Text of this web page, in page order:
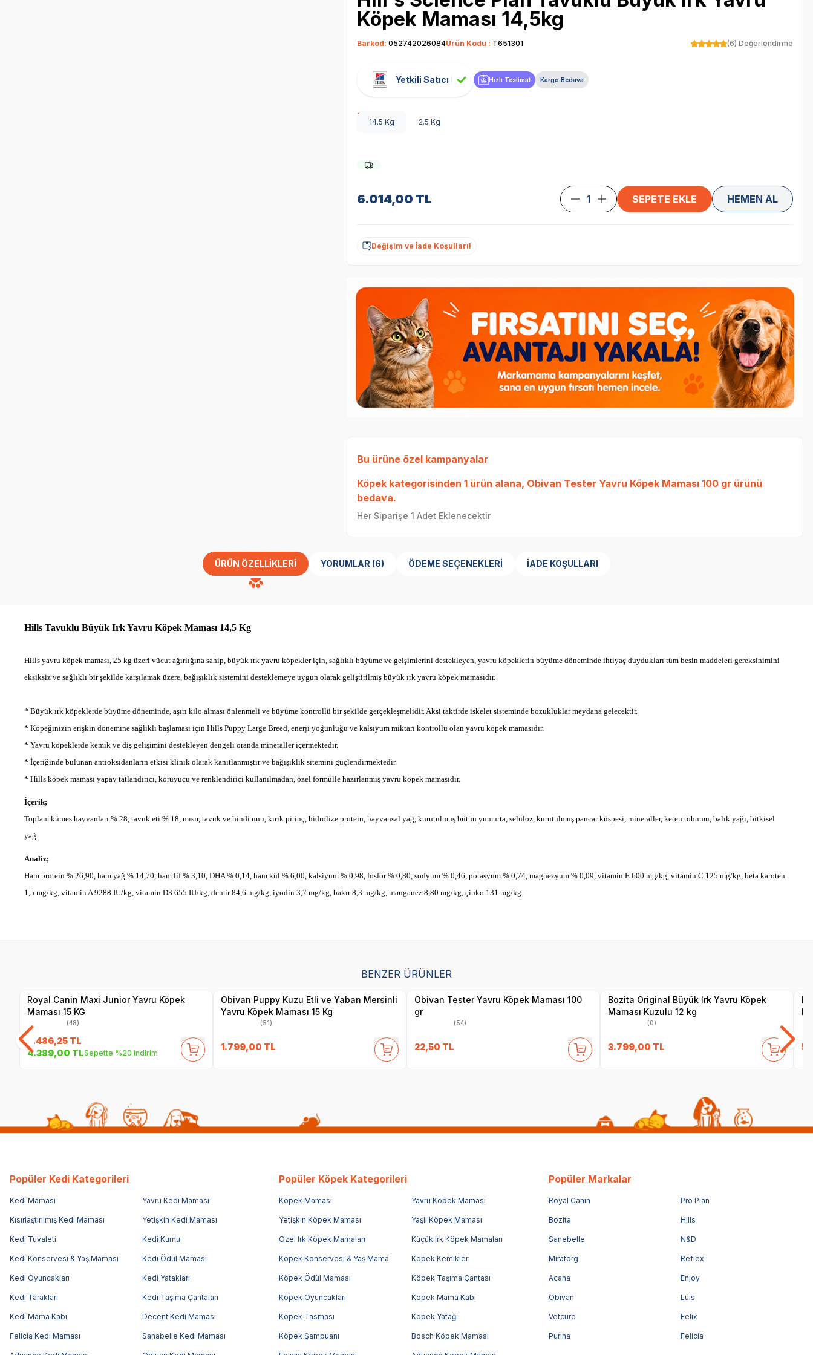
Köpek Maması 14,5kg
Barkod: 052742026084Ürün Kodu : T651301 (6) Değerlendirme
Yetkili Satıcı Hızlı Teslimat Kargo Bedava
14.5 Kg 2.5 Kg
6.014,00 TL SEPETE EKLE HEMEN AL
Değişim ve İade Koşulları!
Bu ürüne özel kampanyalar
Köpekkategorisinden 1 ürün alana, Obivan Tester Yavru Köpek Maması 100 gr ürünü
bedava.
Her Siparişe 1 Adet Eklenecektir
ÜRÜN ÖZELLIKLERI YORUMLAR (6) ÖDEME SEÇENEKLERI İADE KOŞULLARI
Hills Tavuklu Büyük Irk Yavru Köpek Maması 14,5 Kg
Hills yavru köpek maması, 25 kg üzeri vücut ağırlığına sahip, büyük ırk yavru köpekler için, sağlıklı büyüme ve geişimlerini destekleyen, yavru köpeklerin büyüme döneminde ihtiyaç duydukları tüm besin maddeleri gereksinimini
eksiksiz ve sağlıklı bir şekilde karşılamak üzere, bağışıklık sistemini desteklemeye uygun olarak geliştirilmiş büyük ırk yavru köpek mamasıdır.
* Büyük ırk köpeklerde büyüme döneminde, aşırı kilo alması önlenmeli ve büyüme kontrollü bir şekilde gerçekleşmelidir. Aksi taktirde iskelet sisteminde bozukluklar meydana gelecektir.
* Köpeğinizin erişkin dönemine sağlıklı başlaması için Hills Puppy Large Breed, enerji yoğunluğu ve kalsiyum miktarı kontrollü olan yavru köpek mamasıdır.
* Yavru köpeklerde kemik ve diş gelişimini destekleyen dengeli oranda mineraller içermektedir.
* İçeriğinde bulunan antioksidanların etkisi klinik olarak kanıtlanmıştır ve bağışıklık sitemini güçlendirmektedir.
* Hills köpek maması yapay tatlandırıcı, koruyucu ve renklendirici kullanılmadan, özel formülle hazırlanmış yavru köpek mamasıdır.
İçerik;
Toplam kümes hayvanları % 28, tavuk eti % 18, mısır, tavuk ve hindi unu, kırık pirinç, hidrolize protein, hayvansal yağ, kurutulmuş bütün yumurta, selüloz, kurutulmuş pancar küspesi, mineraller, keten tohumu, balık yağı, bitkisel
yağ.
Analiz;
Ham protein % 26,90, ham yağ % 14,70, ham lif % 3,10, DHA % 0,14, ham kül % 6,00, kalsiyum % 0,98, fosfor % 0,80, sodyum % 0,46, potasyum % 0,74, magnezyum % 0,09, vitamin E 600 mg/kg, vitamin C 125 mg/kg, beta karoten
1,5 mg/kg, vitamin A 9288 IU/kg, vitamin D3 655 IU/kg, demir 84,6 mg/kg, iyodin 3,7 mg/kg, bakır 8,3 mg/kg, manganez 8,80 mg/kg, çinko 131 mg/kg.
BENZER ÜRÜNLER
Royal Canin Maxi Junior Yavru Köpek
Maması 15 KG
(48)
5.486,25 TL
4.389,00 TLSepette %20 indirim
Obivan Puppy Kuzu Etli ve Yaban Mersinli
Yavru Köpek Maması 15 Kg
(51)
1.799,00 TL
Obivan Tester Yavru Köpek Maması 100
gr
(54)
22,50 TL
Bozita Original Büyük Irk Yavru Köpek
Maması Kuzulu 12 kg
(0)
3.799,00 TL
Popüler Kedi Kategorileri
Kedi Maması Yavru Kedi Maması
Kısırlaştırılmış Kedi Maması Yetişkin Kedi Maması
Kedi Tuvaleti Kedi Kumu
Kedi Konservesi & Yaş Maması Kedi Ödül Maması
Kedi Oyuncakları Kedi Yatakları
Kedi Tarakları Kedi Taşıma Çantaları
Kedi Mama Kabı Decent Kedi Maması
Felicia Kedi Maması Sanabelle Kedi Maması
Popüler Köpek Kategorileri
Köpek Maması Yavru Köpek Maması
Yetişkin Köpek Maması Yaşlı Köpek Maması
Özel Irk Köpek Mamaları Küçük Irk Köpek Mamaları
Köpek Konservesi & Yaş Mama Köpek Kemikleri
Köpek Ödül Maması Köpek Taşıma Çantası
Köpek Oyuncakları Köpek Mama Kabı
Köpek Tasması Köpek Yatağı
Köpek Şampuanı Bosch Köpek Maması
Popüler Markalar
Royal Canin Pro Plan
Bozita Hills
Sanebelle N&D
Miratorg Reflex
Acana Enjoy
Obivan Luis
Vetcure Felix
Purina Felicia